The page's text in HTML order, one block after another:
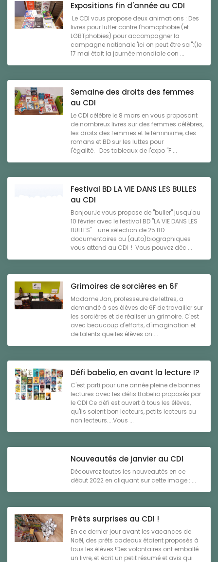
Expositions fin d'année au CDI
Le CDI vous propose deux animations : Des
livres pour lutter contre l'homophobie (et
LGBTphobies) pour accompagner la
campagne nationale 'ici on peut être soi":(le
17 mai était la journée mondiale con ...
Semaine des droits des femmes
au CDI
Le CDI célèbre le 8 mars en vous proposant
de nombreux livres sur des femmes célèbres,
les droits des femmes et le féminisme, des
romans et BD sur les luttes pour
l'égalité. Des tableaux de l'expo "F ...
Festival BD LA VIE DANS LES BULLES
au CDI
BonjourJe vous propose de "buller" jusqu'au
10 février avec le festival BD "LA VIE DANS LES
BULLES" : une sélection de 25 BD
documentaires ou (auto)biographiques
vous attend au CDI ! Vous pouvez déc ...
Grimoires de sorcières en 6F
Madame Jan, professeure de lettres, a
demandé à ses élèves de 6F de travailler sur
les sorcières et de réaliser un grimoire. C'est
avec beaucoup d'efforts, d'imagination et
de talents que les élèves on ...
Défi babelio, en avant la lecture !?
C'est parti pour une année pleine de bonnes
lectures avec les défis Babelio proposés par
le CDI Ce défi est ouvert à tous les élèves,
qu'ils soient bon lecteurs, petits lecteurs ou
non lecteurs....Vous ...
Nouveautés de janvier au CDI
Découvrez toutes les nouveautés en ce
début 2022 en cliquant sur cette image : ...
Prêts surprises au CDI !
En ce dernier jour avant les vacances de
Noël, des prêts cadeaux étaient proposés à
tous les élèves !Des volontaires ont emballé
un livre, et écrit un petit résumé et avis qui